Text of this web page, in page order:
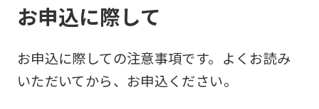
お申込に際して
お申込に際しての注意事項です。よくお読み
いただいてから、お申込ください。